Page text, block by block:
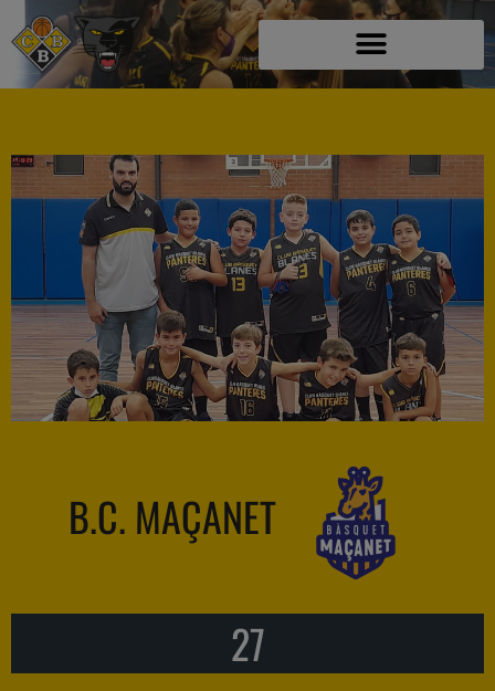
B.C. MAÇANET
27